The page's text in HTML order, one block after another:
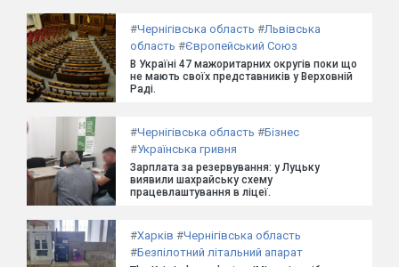
#Чернігівська область #Львівська
область #Європейський Союз
В Україні 47 мажоритарних округів поки що
не мають своїх представників у Верховній
Раді.
#Чернігівська область #Бізнес
#Українська гривня
Зарплата за резервування: у Луцьку
виявили шахрайську схему
працевлаштування в ліцеї.
#Харків #Чернігівська область
#Безпілотний літальний апарат